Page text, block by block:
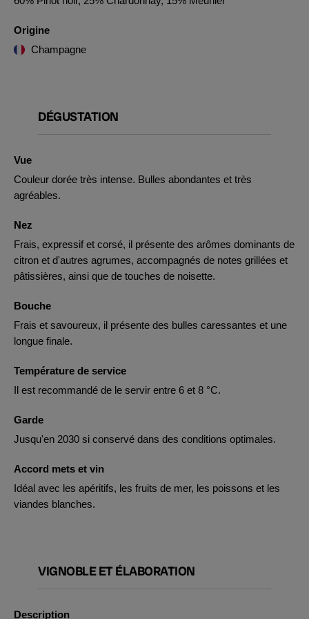
Origine
Champagne
DÉGUSTATION
Vue
Couleur dorée très intense. Bulles abondantes et très
agréables.
Nez
Frais, expressif et corsé, il présente des arômes dominants de
citron et d'autres agrumes, accompagnés de notes grillées et
pâtissières, ainsi que de touches de noisette.
Bouche
Frais et savoureux, il présente des bulles caressantes et une
longue finale.
Température de service
Il est recommandé de le servir entre 6 et 8 °C.
Garde
Jusqu'en 2030 si conservé dans des conditions optimales.
Accord mets et vin
Idéal avec les apéritifs, les fruits de mer, les poissons et les
viandes blanches.
VIGNOBLE ET ÉLABORATION
Description